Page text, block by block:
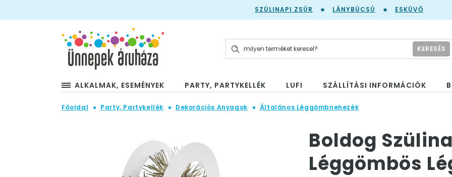
SZÜLINAPI ZSÚR LÁNYBÚCSÚ ESKÜVŐ
KERESÉS
ALKALMAK, ESEMÉNYEK PARTY, PARTYKELLÉK LUFI SZÁLLÍTÁSI INFORMÁCIÓK
Főoldal Party, Partykellék Dekorációs Anyagok Általános Léggömbnehezék
Boldog
Léggömbös